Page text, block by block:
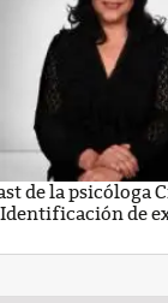
de la psicóloga
de